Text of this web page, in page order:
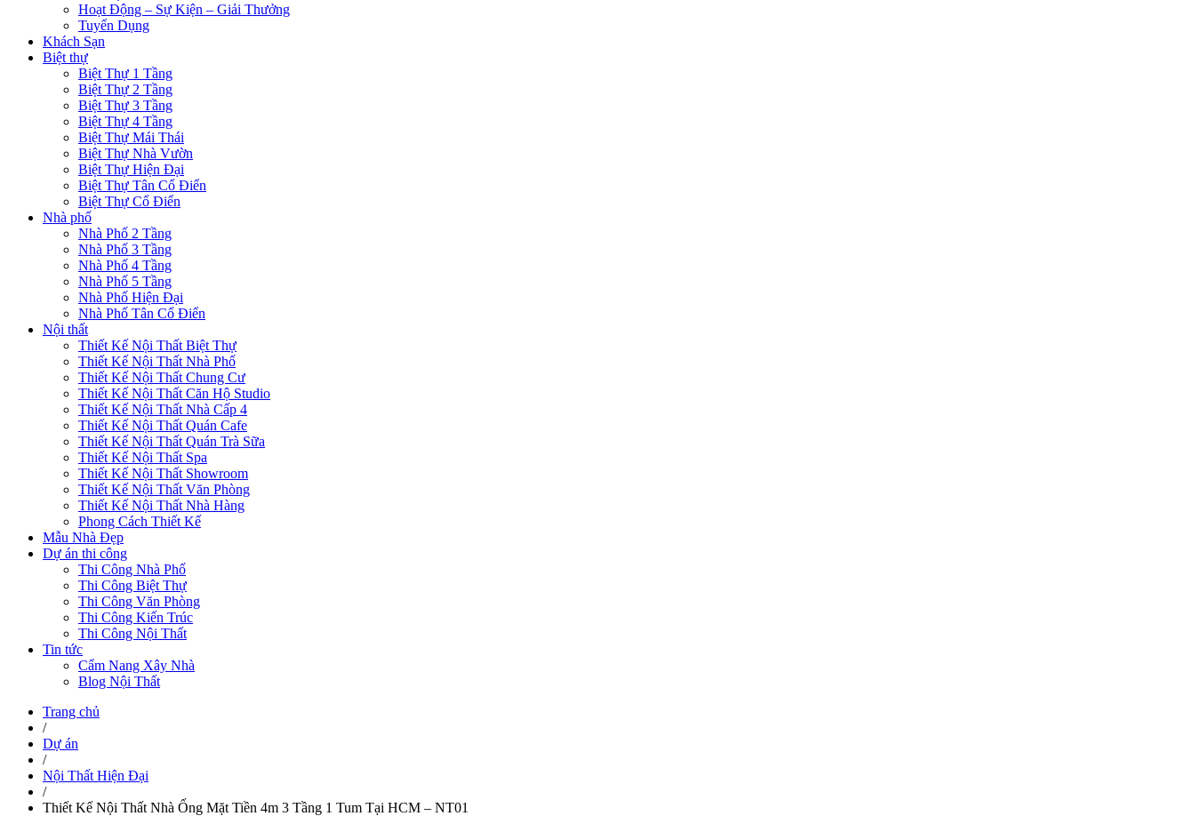
Hoạt Động – Sự Kiện – Giải Thưởng
Tuyển Dụng
Khách Sạn
Biệt thự
Biệt Thự 1 Tầng
Biệt Thự 2 Tầng
Biệt Thự 3 Tầng
Biệt Thự 4 Tầng
Biệt Thự Mái Thái
Biệt Thự Nhà Vườn
Biệt Thự Hiện Đại
Biệt Thự Tân Cổ Điển
Biệt Thự Cổ Điển
Nhà phố
Nhà Phố 2 Tầng
Nhà Phố 3 Tầng
Nhà Phố 4 Tầng
Nhà Phố 5 Tầng
Nhà Phố Hiện Đại
Nhà Phố Tân Cổ Điển
Nội thất
Thiết Kế Nội Thất Biệt Thự
Thiết Kế Nội Thất Nhà Phố
Thiết Kế Nội Thất Chung Cư
Thiết Kế Nội Thất Căn Hộ Studio
Thiết Kế Nội Thất Nhà Cấp 4
Thiết Kế Nội Thất Quán Cafe
Thiết Kế Nội Thất Quán Trà Sữa
Thiết Kế Nội Thất Spa
Thiết Kế Nội Thất Showroom
Thiết Kế Nội Thất Văn Phòng
Thiết Kế Nội Thất Nhà Hàng
Phong Cách Thiết Kế
Mẫu Nhà Đẹp
Dự án thi công
Thi Công Nhà Phố
Thi Công Biệt Thự
Thi Công Văn Phòng
Thi Công Kiến Trúc
Thi Công Nội Thất
Tin tức
Cẩm Nang Xây Nhà
Blog Nội Thất
Trang chủ
/
Dự án
/
Nội Thất Hiện Đại
/
Thiết Kế Nội Thất Nhà Ống Mặt Tiền 4m 3 Tầng 1 Tum Tại HCM – NT01